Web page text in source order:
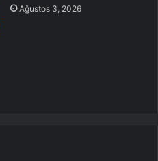
Ağustos 3, 2026